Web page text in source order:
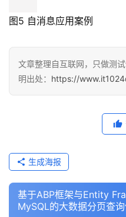
图5 自消息应用案例
文章整理自互联网，只做测
明出处： https://
生成海报
基于ABP框架与Entity
MySQL的大数据分页查